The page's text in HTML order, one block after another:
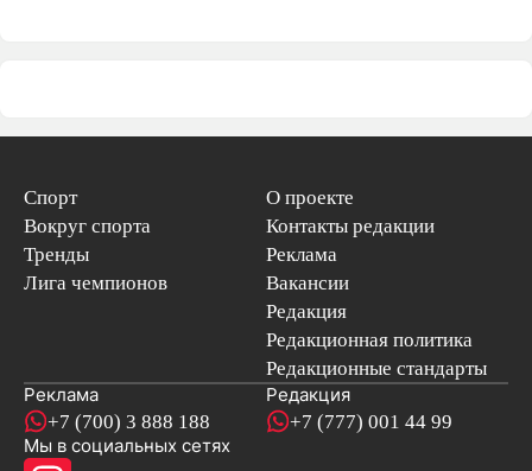
Спорт
Вокруг спорта
Тренды
Лига чемпионов
О проекте
Контакты редакции
Реклама
Вакансии
Редакция
Редакционная политика
Редакционные стандарты
Реклама
+7 (700) 3 888 188
Редакция
+7 (777) 001 44 99
Мы в социальных сетях